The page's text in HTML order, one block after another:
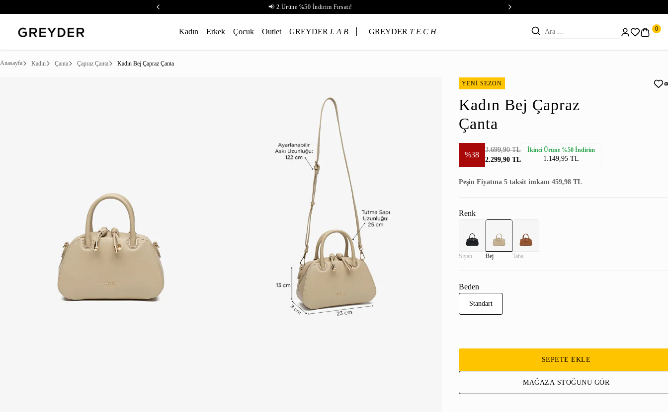
📢 2.Ürüne %50 İndirim Fırsatı!
Kadın Erkek Çocuk Outlet GREYDER L A B GREYDER T E C H 0
Anasayfa Kadın Çanta Çapraz Çanta Kadın Bej Çapraz Çanta
YENİ SEZON
Kadın Bej Çapraz
Çanta
%38
3.699,90 TL
2.299,90 TL
İkinci Ürüne %50 İndirim
1.149,95 TL
Peşin Fiyatına 5 taksit imkanı 459,98 TL
Renk
Siyah Bej Taba
Beden
Standart
SEPETE EKLE
MAĞAZA STOĞUNU GÖR